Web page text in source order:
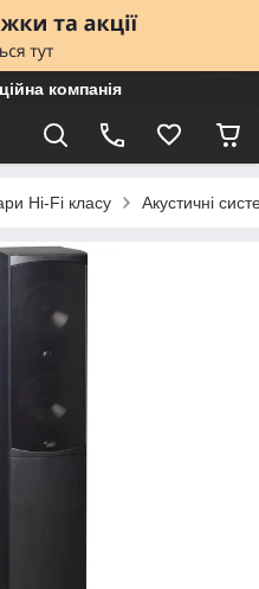
компанія
Hi-Fi класу Акустичні